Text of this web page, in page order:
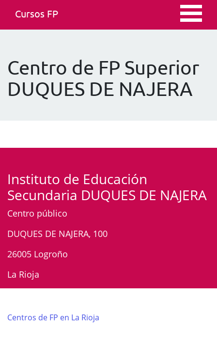
Cursos FP
Centro de FP Superior
DUQUES DE NAJERA
Instituto de Educación
Secundaria DUQUES DE NAJERA
Centro público
DUQUES DE NAJERA, 100
26005 Logroño
La Rioja
Centros de FP en La Rioja